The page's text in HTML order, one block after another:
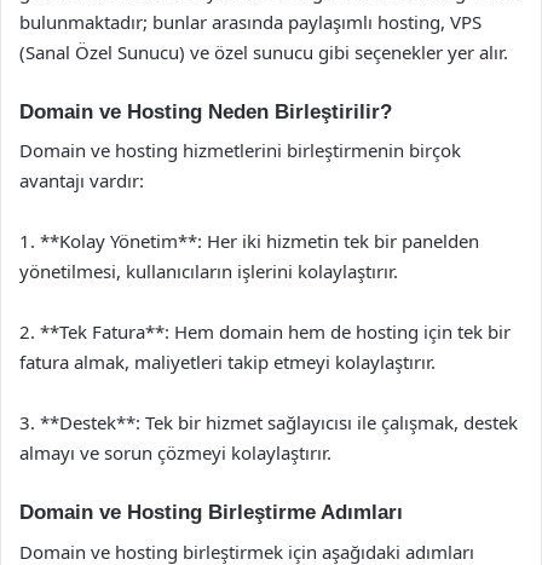
bulunmaktadır; bunlar arasında paylaşımlı hosting, VPS
(Sanal Özel Sunucu) ve özel sunucu gibi seçenekler yer alır.
Domain ve Hosting Neden Birleştirilir?
Domain ve hosting hizmetlerini birleştirmenin birçok
avantajı vardır:
1. **Kolay Yönetim**: Her iki hizmetin tek bir panelden
yönetilmesi, kullanıcıların işlerini kolaylaştırır.
2. **Tek Fatura**: Hem domain hem de hosting için tek bir
fatura almak, maliyetleri takip etmeyi kolaylaştırır.
3. **Destek**: Tek bir hizmet sağlayıcısı ile çalışmak, destek
almayı ve sorun çözmeyi kolaylaştırır.
Domain ve Hosting Birleştirme Adımları
Domain ve hosting birleştirmek için aşağıdaki adımları